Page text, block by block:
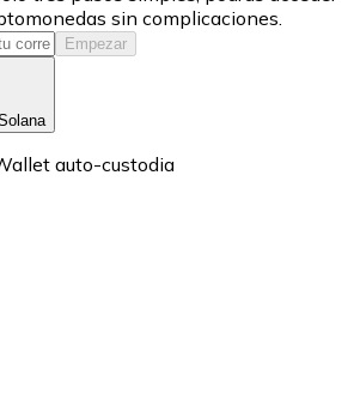
sin complicaciones.
Empezar
auto-custodia